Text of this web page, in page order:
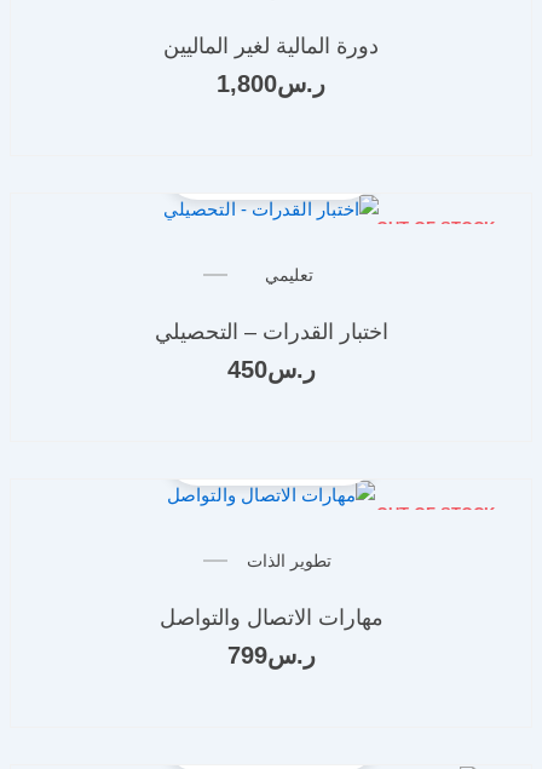
دورة المالية لغير الماليين
ر.س 1,800
OUT OF STOCK
تعليمي
اختبار القدرات – التحصيلي
ر.س 450
OUT OF STOCK
تطوير الذات
مهارات الاتصال والتواصل
ر.س 799